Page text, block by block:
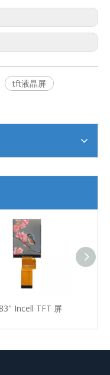
tft液晶屏
Incell TFT 屏